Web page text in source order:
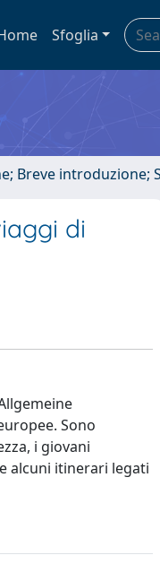
Sfoglia
Breve introduzione;
di
Sono
i giovani
alcuni itinerari legati